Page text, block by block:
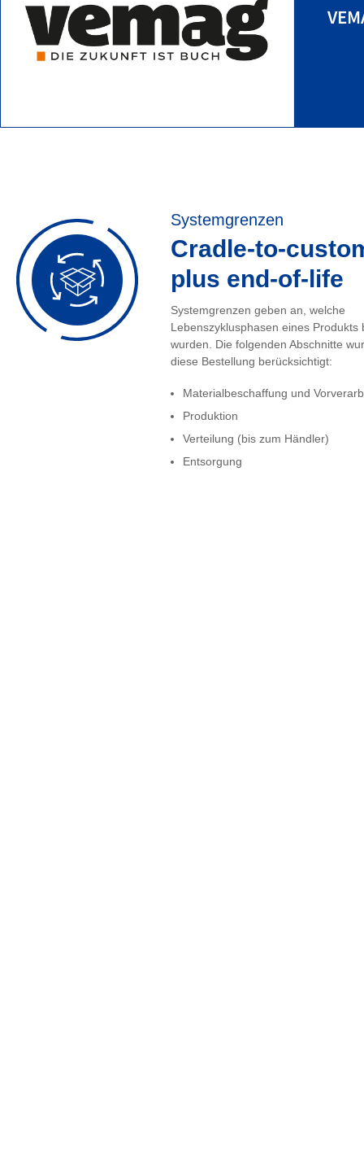
Systemgrenzen
Cradle-to-
plus end-of-life
Systemgrenzen geben an, welche
Lebenszyklusphasen eines Produkts
wurden. Die folgenden Abschnitte
diese Bestellung berücksichtigt:
Materialbeschaffung und
Produktion
Verteilung (bis zum Händler)
Entsorgung